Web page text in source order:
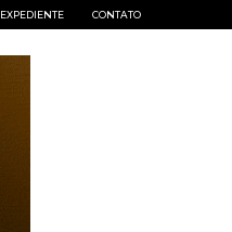
EXPEDIENTE CONTATO